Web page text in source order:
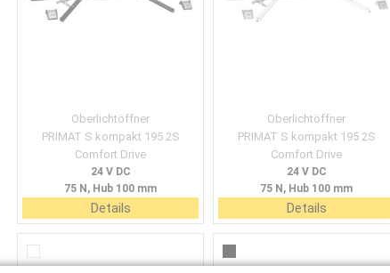
Oberlichtöffner
PRIMAT S kompakt 195 2S
Comfort Drive
24 V DC
75 N, Hub 100 mm
Details
Oberlichtöffner
PRIMAT S kompakt 195 2S
Comfort Drive
24 V DC
75 N, Hub 100 mm
Details